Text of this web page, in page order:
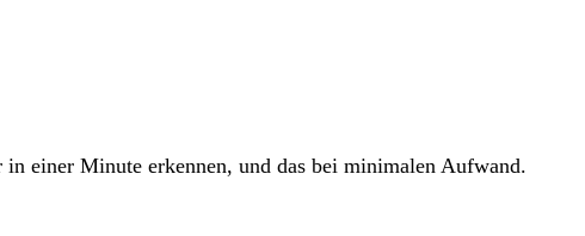
einer Minute erkennen, und das bei minimalen Aufwand.